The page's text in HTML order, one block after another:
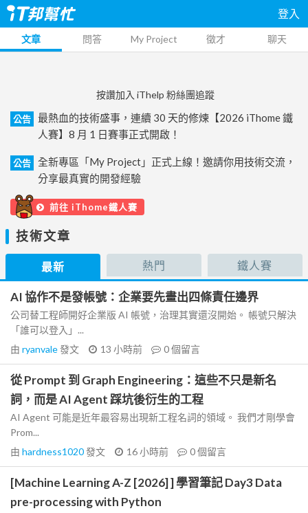
登入
文章 問答 My Project 徵才 聊天
按讚加入 iThelp 粉絲團追蹤
公告
最熱血的技術盛事，連續 30 天的修煉【2026 iThome 鐵
人賽】8 月 1 日賽事正式開啟！
公告
全新專區「My Project」正式上線！邀請你用技術交流，
分享最真實的開發經驗
前往 iThome鐵人賽
技術文章
最新 熱門 鐵人賽
AI 協作不是發帳號：企業要先畫出四條責任邊界
公司替工程師開好企業版 AI 帳號，治理其實還沒開始。 帳號只解決
「誰可以登入」...
由 ryanvale發文 13 小時前 0個留言
從 Prompt 到 Graph Engineering：這些不只是新名
詞，而是 AI Agent 踩坑後衍生的工程
AI Agent 可能是近年最容易出現新工程名詞的領域。 我們才剛學會
Prom...
由 hardness1020發文 16 小時前 0個留言
[Machine Learning A-Z [2026] ] 學習筆記 Day3 Data
pre-processing with Python